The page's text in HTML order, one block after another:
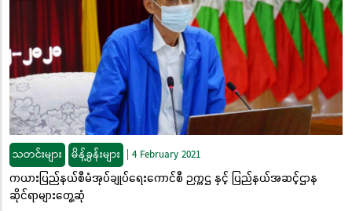
သတင်းများ မိန့်ခွန်းများ 4 February 2021
ကယားပြည်နယ်စီမံအုပ်ချုပ်ရေးကောင်စီ ဉက္ကဌ နှင့် ပြည်နယ်အဆင့်ဌာန
ဆိုင်ရာများတွေ့ဆုံ